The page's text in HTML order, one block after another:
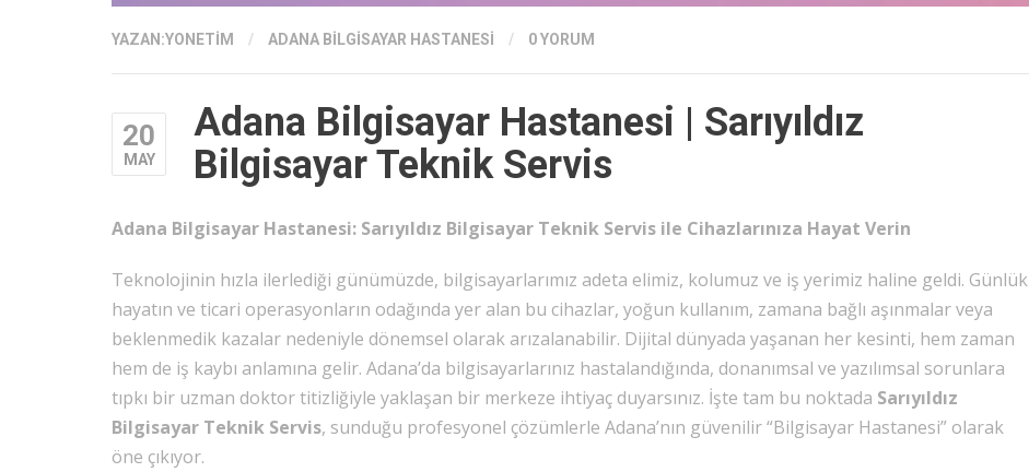
YAZAN:YONETIM / ADANA BILGISAYAR HASTANESI / 0 YORUM
20
MAY
Adana Bilgisayar Hastanesi | Sarıyıldız
Bilgisayar Teknik Servis
Adana Bilgisayar Hastanesi: Sarıyıldız Bilgisayar Teknik Servis ile Cihazlarınıza Hayat Verin
Teknolojinin hızla ilerlediği günümüzde, bilgisayarlarımız adeta elimiz, kolumuz ve iş yerimiz haline geldi. Günlük
hayatın ve ticari operasyonların odağında yer alan bu cihazlar, yoğun kullanım, zamana bağlı aşınmalar veya
beklenmedik kazalar nedeniyle dönemsel olarak arızalanabilir. Dijital dünyada yaşanan her kesinti, hem zaman
hem de iş kaybı anlamına gelir. Adana’da bilgisayarlarınız hastalandığında, donanımsal ve yazılımsal sorunlara
tıpkı bir uzman doktor titizliğiyle yaklaşan bir merkeze ihtiyaç duyarsınız. İşte tam bu noktada Sarıyıldız
Bilgisayar Teknik Servis, sunduğu profesyonel çözümlerle Adana’nın güvenilir “Bilgisayar Hastanesi” olarak
öne çıkıyor.